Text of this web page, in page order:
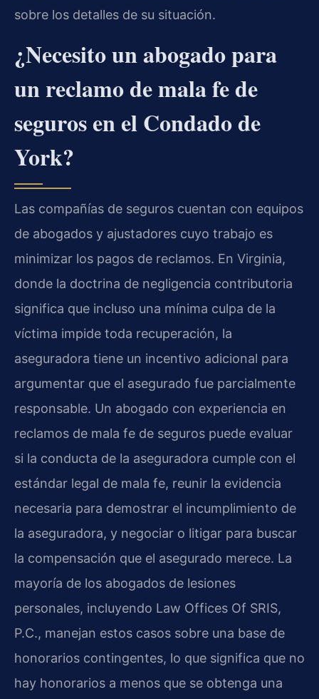
sobre los detalles de su situación.
¿Necesito un abogado para
un reclamo de mala fe de
seguros en el Condado de
York?
Las compañías de seguros cuentan con equipos
de abogados y ajustadores cuyo trabajo es
minimizar los pagos de reclamos. En Virginia,
donde la doctrina de negligencia contributoria
significa que incluso una mínima culpa de la
víctima impide toda recuperación, la
aseguradora tiene un incentivo adicional para
argumentar que el asegurado fue parcialmente
responsable. Un abogado con experiencia en
reclamos de mala fe de seguros puede evaluar
si la conducta de la aseguradora cumple con el
estándar legal de mala fe, reunir la evidencia
necesaria para demostrar el incumplimiento de
la aseguradora, y negociar o litigar para buscar
la compensación que el asegurado merece. La
mayoría de los abogados de lesiones
personales, incluyendo Law Offices Of SRIS,
P.C., manejan estos casos sobre una base de
honorarios contingentes, lo que significa que no
hay honorarios a menos que se obtenga una